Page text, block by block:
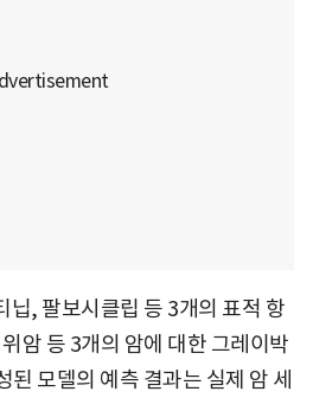
닙, 팔보시클립 등 3개의 표적 항
암 등 3개의 암에 대한 그레이박
된 모델의 예측 결과는 실제 암 세